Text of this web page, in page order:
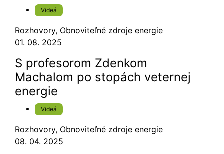
Videá
Rozhovory, Obnoviteľné zdroje energie
01. 08. 2025
S profesorom Zdenkom
Machalom po stopách veternej
energie
Videá
Rozhovory, Obnoviteľné zdroje energie
08. 04. 2025